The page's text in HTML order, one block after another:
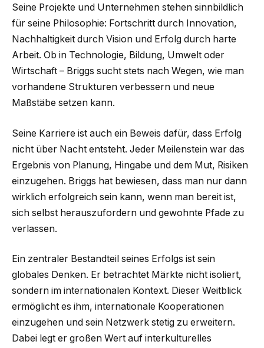
Seine Projekte und Unternehmen stehen sinnbildlich
für seine Philosophie: Fortschritt durch Innovation,
Nachhaltigkeit durch Vision und Erfolg durch harte
Arbeit. Ob in Technologie, Bildung, Umwelt oder
Wirtschaft – Briggs sucht stets nach Wegen, wie man
vorhandene Strukturen verbessern und neue
Maßstäbe setzen kann.
Seine Karriere ist auch ein Beweis dafür, dass Erfolg
nicht über Nacht entsteht. Jeder Meilenstein war das
Ergebnis von Planung, Hingabe und dem Mut, Risiken
einzugehen. Briggs hat bewiesen, dass man nur dann
wirklich erfolgreich sein kann, wenn man bereit ist,
sich selbst herauszufordern und gewohnte Pfade zu
verlassen.
Ein zentraler Bestandteil seines Erfolgs ist sein
globales Denken. Er betrachtet Märkte nicht isoliert,
sondern im internationalen Kontext. Dieser Weitblick
ermöglicht es ihm, internationale Kooperationen
einzugehen und sein Netzwerk stetig zu erweitern.
Dabei legt er großen Wert auf interkulturelles